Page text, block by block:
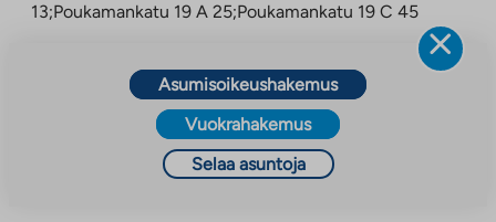
13;Poukamankatu 19 A 25;Poukamankatu 19 C 45
Asumisoikeushakemus
Vuokrahakemus
Selaa asuntoja